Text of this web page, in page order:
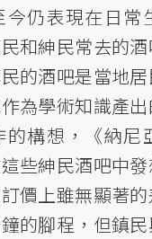
今仍表現在日常
和紳民常去的
的酒吧是當地居
為學術知識產
的構想，《納尼
些紳民酒吧中發
價上雖無顯著
的腳程，但鎮